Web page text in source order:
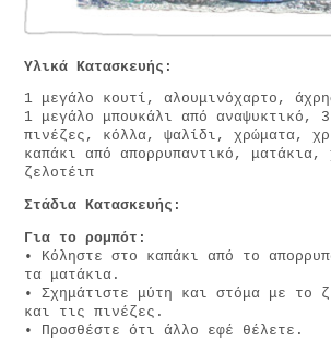
Υλικά Κατασκευής:
1 μεγάλο κουτί, αλουμινόχαρτο,
1 μεγάλο μπουκάλι από αναψυκτικό,
πινέζες, κόλλα, ψαλίδι, χρώματα,
καπάκι από απορρυπαντικό, ματάκια,
ζελοτέιπ
Στάδια Κατασκευής:
Για το ρομπότ:
• Κόληστε στο καπάκι από το
τα ματάκια.
• Σχημάτιστε μύτη και στόμα με το
και τις πινέζες.
• Προσθέστε ότι άλλο εφέ θέλετε.